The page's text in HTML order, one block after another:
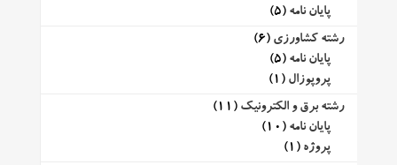
پایان نامه (5)
رشته کشاورزی (6)
پایان نامه (5)
پروپوزال (1)
رشته برق و الکترونیک (11)
پایان نامه (10)
پروژه (1)